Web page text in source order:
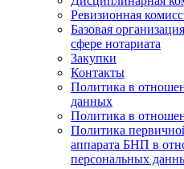
Ревизионная
Базовая
сфере нотариата
Закупки
Контакты
Политика в
данных
Политика в
Политика
аппарата БНП в
персональных